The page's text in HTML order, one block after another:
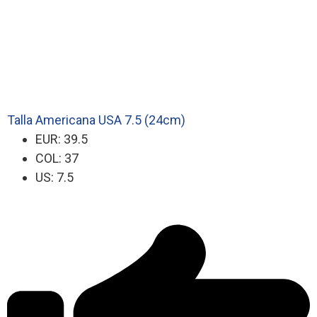
Talla Americana USA 7.5 (24cm)
EUR: 39.5
COL: 37
US: 7.5